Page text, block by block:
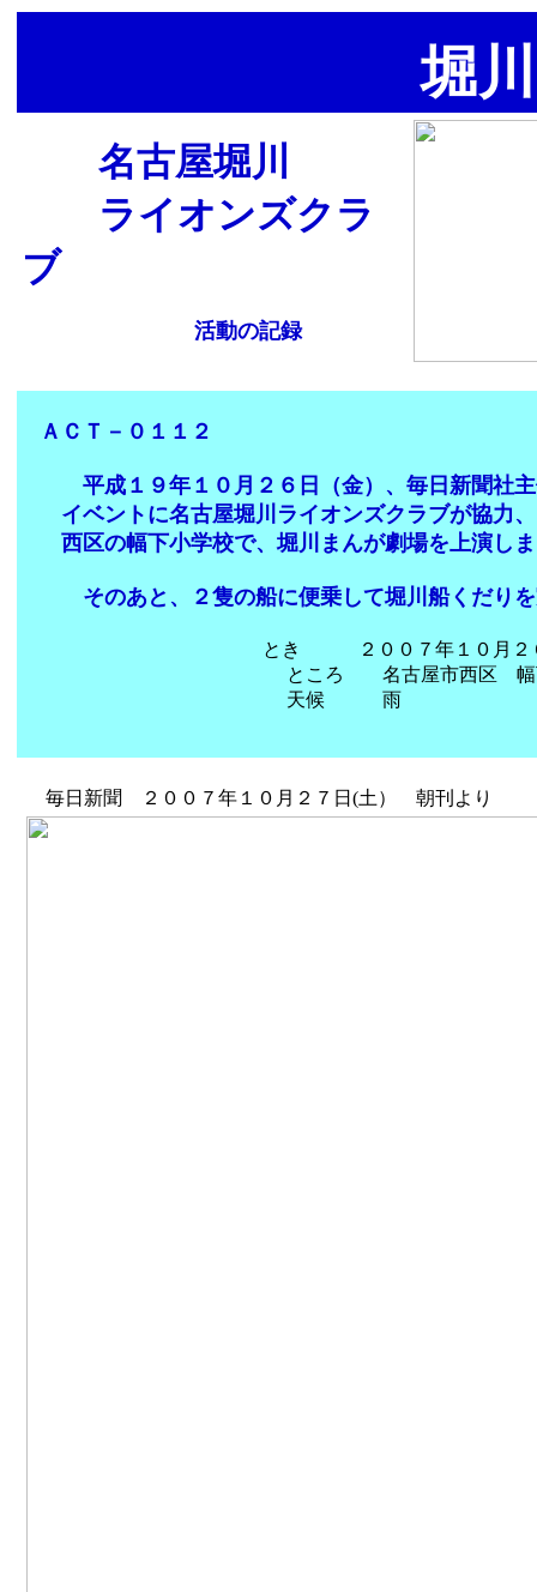
堀
名古屋堀川
ライオンズクラ
ブ
活動の記録
ＡＣＴ－０１１２
平成１９年１０月２６日（金）、毎日新聞社
イベントに名古屋堀川ライオンズクラブが協力、
西区の幅下小学校で、堀川まんが劇場を上演し
そのあと、２隻の船に便乗して堀川船くだりを
とき ２００７年１０月２６日(
ところ 名古屋市西区 幅下
天候 雨
毎日新聞 ２００７年１０月２７日(土） 朝刊より